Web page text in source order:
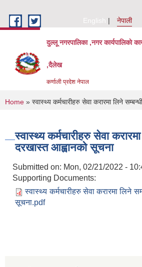
English
नेपाली
दुल्लू नगरपालिका ,नगर कार्यपालिकाे
,दैलेख
कर्णाली प्रदेश नेपाल
You are here
Home » स्वास्थ्य कर्मचारीहरु सेवा करारमा लिने
स्वास्थ्य कर्मचारीहरु सेवा
दरखास्त आह्वानको सूचना
Submitted on: Mon, 02/21/2022 -
Supporting Documents:
स्वास्थ्य कर्मचारीहरु सेवा करारमा लिने
सूचना.pdf